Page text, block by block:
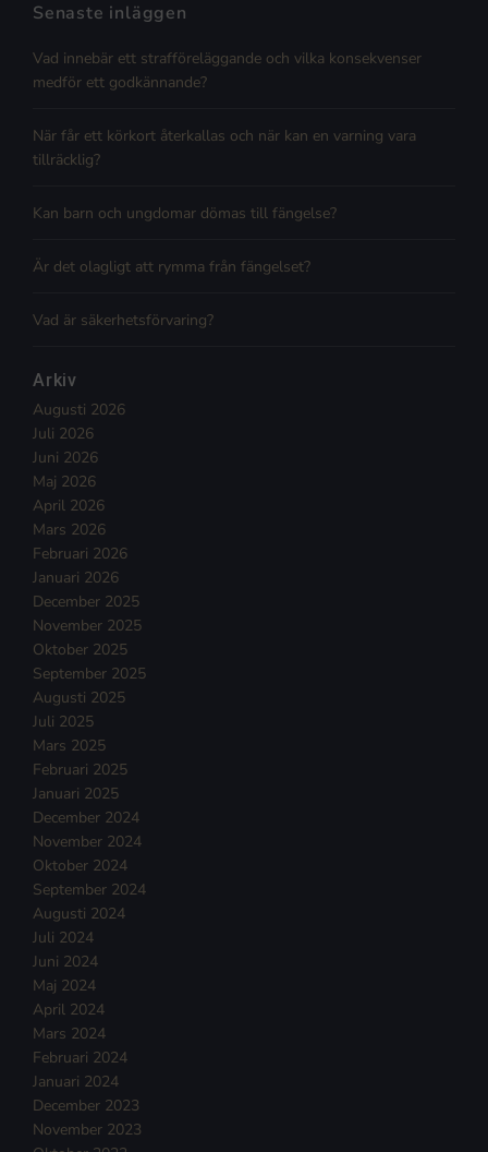
Senaste inläggen
Vad innebär ett strafföreläggande och vilka konsekvenser
medför ett godkännande?
När får ett körkort återkallas och när kan en varning vara
tillräcklig?
Kan barn och ungdomar dömas till fängelse?
Är det olagligt att rymma från fängelset?
Vad är säkerhetsförvaring?
Arkiv
Augusti 2026
Juli 2026
Juni 2026
Maj 2026
April 2026
Mars 2026
Februari 2026
Januari 2026
December 2025
November 2025
Oktober 2025
September 2025
Augusti 2025
Juli 2025
Mars 2025
Februari 2025
Januari 2025
December 2024
November 2024
Oktober 2024
September 2024
Augusti 2024
Juli 2024
Juni 2024
Maj 2024
April 2024
Mars 2024
Februari 2024
Januari 2024
December 2023
November 2023